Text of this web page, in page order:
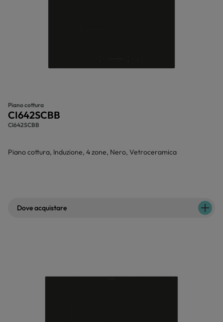
Piano cottura
CI642SCBB
CI642SCBB
Piano cottura, Induzione, 4 zone, Nero, Vetroceramica
Dove acquistare